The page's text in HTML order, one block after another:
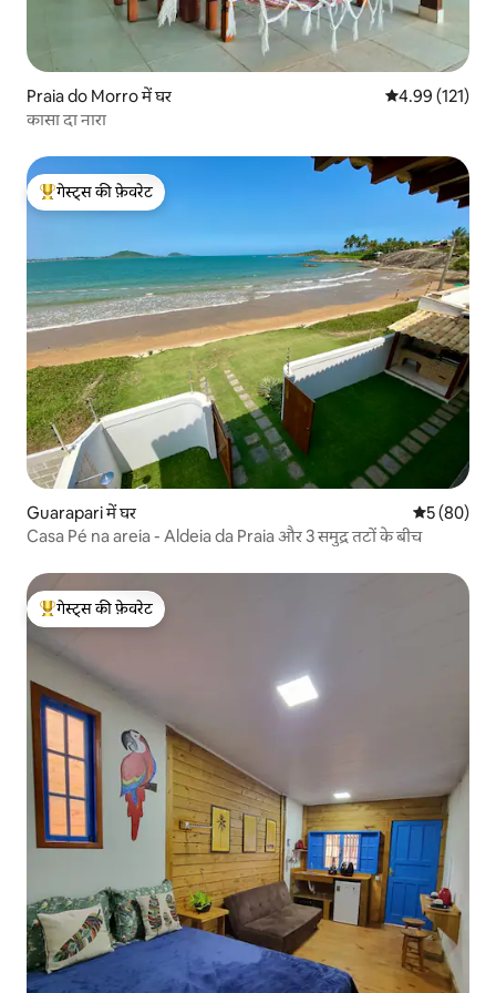
Praia do Morro में घर औसत रेटिंग 5 में से
4.99 (121)
कासा दा नारा
गेस्ट्स का टॉप फ़ेवरेट
गेस्ट्स की फ़ेवरेट
Guarapari में घर औसत रेटिंग
5 (80)
Casa Pé na areia - Aldeia da Praia और 3 समुद्र तटों के बीच
गेस्ट्स का टॉप फ़ेवरेट
गेस्ट्स की फ़ेवरेट